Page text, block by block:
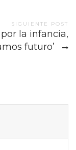
SIGUIENTE POST
por la infancia,
futuro’